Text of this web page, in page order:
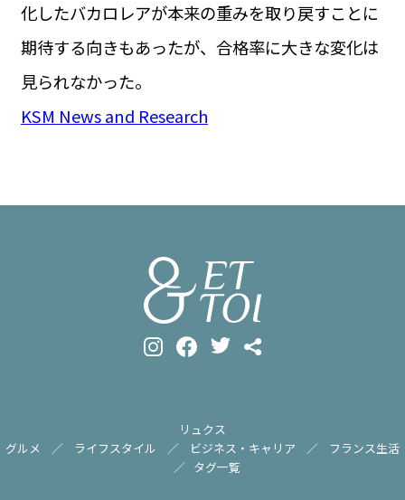
化したバカロレアが本来の重みを取り戻すことに
期待する向きもあったが、合格率に大きな変化は
見られなかった。
KSM News and Research
リュクス
グルメ
ライフスタイル ビジネス・キャリア
フランス生活
タグ一覧